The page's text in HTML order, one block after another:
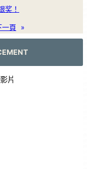
奖！
一頁 »
片